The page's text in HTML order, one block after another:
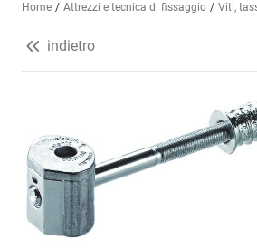
Seleziona una lingua (IT)
Home Attrezzi e tecnica di fissaggio Viti,
indietro